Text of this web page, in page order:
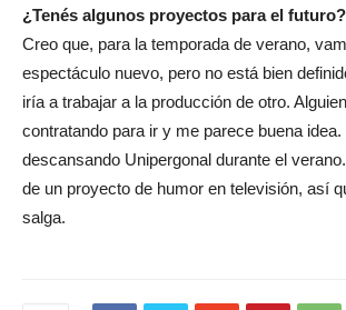
¿Tenés algunos proyectos para el futuro?
Creo que, para la temporada de verano,
espectáculo nuevo, pero no está bien
iría a trabajar a la producción de otro.
contratando para ir y me parece buena
descansando Unipergonal durante el
de un proyecto de humor en televisión, así
salga.